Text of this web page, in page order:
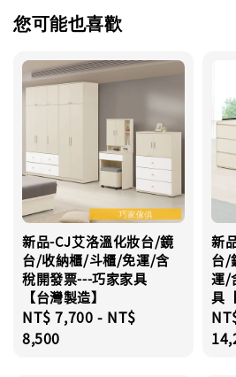
您可能也喜歡
新品-CJ艾洛溫化妝台/鏡
台/收納櫃/斗櫃/免運/含
稅開發票---巧家家具
【台灣製造】
Regular
price
NT$ 7,700 - NT$
8,500
新
台/
運/
具